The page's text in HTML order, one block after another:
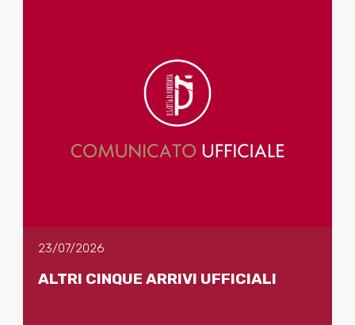
23/07/2026
ALTRI CINQUE ARRIVI UFFICIALI